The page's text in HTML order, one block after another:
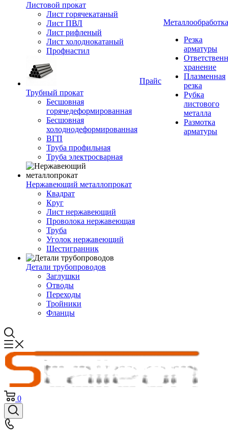
Листовой прокат
Лист горячекатаный
Лист ПВЛ
Лист рифленый
Лист холоднокатаный
Профнастил
Трубный прокат
Бесшовная
горячедеформированная
Бесшовная
холоднодеформированная
ВГП
Труба профильная
Труба электросварная
Нержавеющий металлопрокат
Квадрат
Круг
Лист нержавеющий
Проволока нержавеющая
Труба
Уголок нержавеющий
Шестигранник
Детали трубопроводов
Заглушки
Отводы
Переходы
Тройники
Фланцы
Прайс
Металлообработка
Резка
арматуры
хранение
Плазменная
резка
Рубка
листового
металла
Размотка
арматуры
0